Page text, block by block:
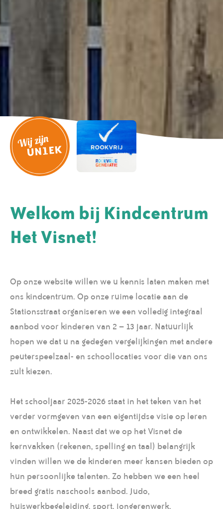
Welkom bij Kindcentrum
Het Visnet!
Op onze website willen we u kennis laten maken met
ons kindcentrum. Op onze ruime locatie aan de
Stationsstraat organiseren we een volledig integraal
aanbod voor kinderen van 2 – 13 jaar. Natuurlijk
hopen we dat u na gedegen vergelijkingen met andere
peuterspeelzaal- en schoollocaties voor die van ons
zult kiezen.
Het schooljaar 2025-2026 staat in het teken van het
verder vormgeven van een eigentijdse visie op leren
en ontwikkelen. Naast dat we op het Visnet de
kernvakken (rekenen, spelling en taal) belangrijk
vinden willen we de kinderen meer kansen bieden op
hun persoonlijke talenten. Zo hebben we een heel
breed gratis naschools aanbod. Judo,
huiswerkbegeleiding, sport, jongerenwerk,